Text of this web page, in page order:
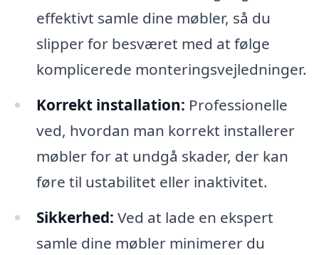
effektivt samle dine møbler, så du
slipper for besværet med at følge
komplicerede monteringsvejledninger.
Korrekt installation: Professionelle
ved, hvordan man korrekt installerer
møbler for at undgå skader, der kan
føre til ustabilitet eller inaktivitet.
Sikkerhed: Ved at lade en ekspert
samle dine møbler minimerer du